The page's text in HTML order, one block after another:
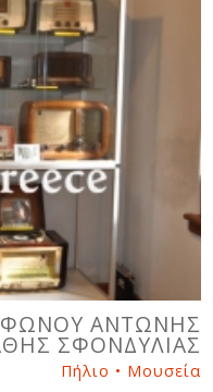
ΑΝΤΩΝΗΣ
ΣΦΟΝΔΥΛΙΑΣ
Πήλιο • Μουσεία